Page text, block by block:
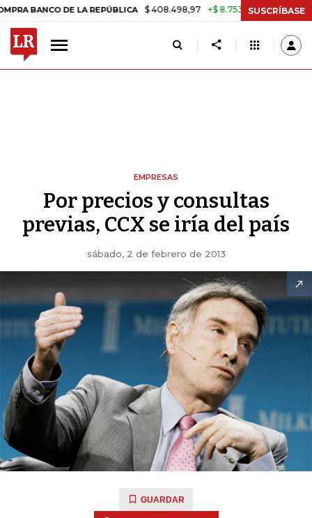
DE LA REPÚBLICA $ 408.498,97 +$ 8.753,81 +2,19% TASA DE
SUSCRÍBASE
EMPRESAS
Por precios y consultas
previas, CCX se iría del país
sábado, 2 de febrero de 2013
GUARDAR